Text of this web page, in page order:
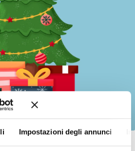
Impostazioni degli annunci